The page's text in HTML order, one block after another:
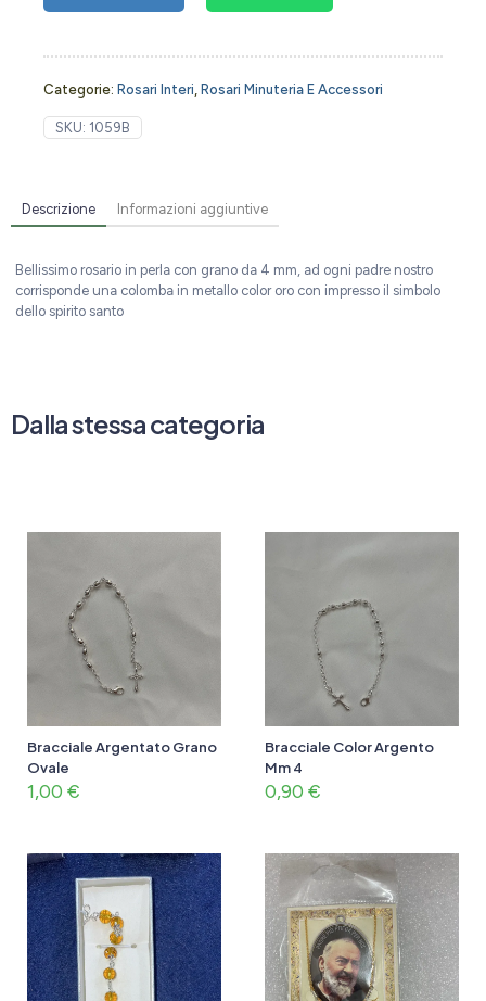
Categorie: Rosari Interi Rosari Minuteria E Accessori
SKU: 1059B
Descrizione Informazioni aggiuntive
Bellissimo rosario in perla con grano da 4 mm, ad ogni padre nostro
corrisponde una colomba in metallo color oro con impresso il simbolo
dello spirito santo
Dalla stessa categoria
Bracciale Argentato Grano
Ovale
1,00 €
Bracciale Color Argento
Mm 4
0,90 €